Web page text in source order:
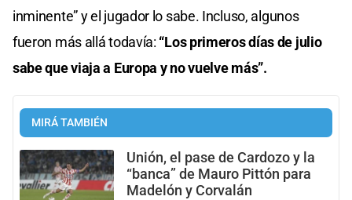
inminente” y el jugador lo sabe. Incluso, algunos
fueron más allá todavía: “Los primeros días de julio
sabe que viaja a Europa y no vuelve más”.
MIRÁ TAMBIÉN
Unión, el pase de Cardozo y la
“banca” de Mauro Pittón para
Madelón y Corvalán